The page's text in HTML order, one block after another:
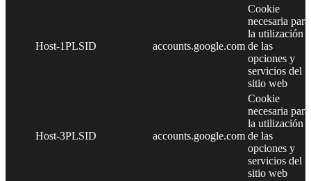
Host-1PLSID accounts.google.com
Cookie
necesaria para
la utilización
de las
opciones y
servicios del
sitio web
Host-3PLSID accounts.google.com
Cookie
necesaria para
la utilización
de las
opciones y
servicios del
sitio web